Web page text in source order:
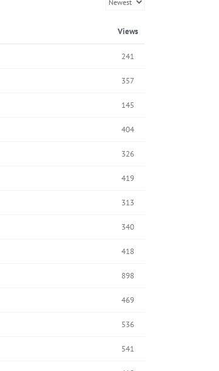
Views
241
357
145
404
326
419
313
340
418
898
469
536
541